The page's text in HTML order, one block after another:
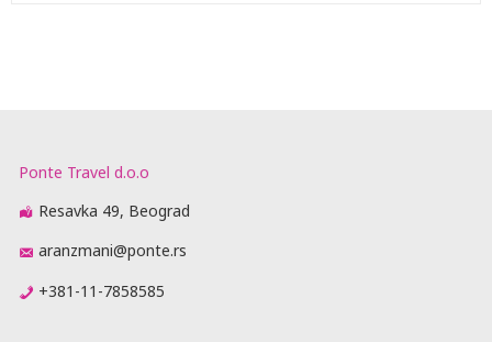
Ponte Travel d.o.o
Resavka 49, Beograd
aranzmani@ponte.rs
+381-11-7858585